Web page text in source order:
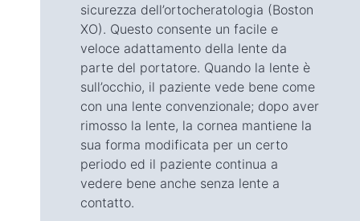
sicurezza dell’ortocheratologia (Boston
XO). Questo consente un facile e
veloce adattamento della lente da
parte del portatore. Quando la lente è
sull’occhio, il paziente vede bene come
con una lente convenzionale; dopo aver
rimosso la lente, la cornea mantiene la
sua forma modificata per un certo
periodo ed il paziente continua a
vedere bene anche senza lente a
contatto.